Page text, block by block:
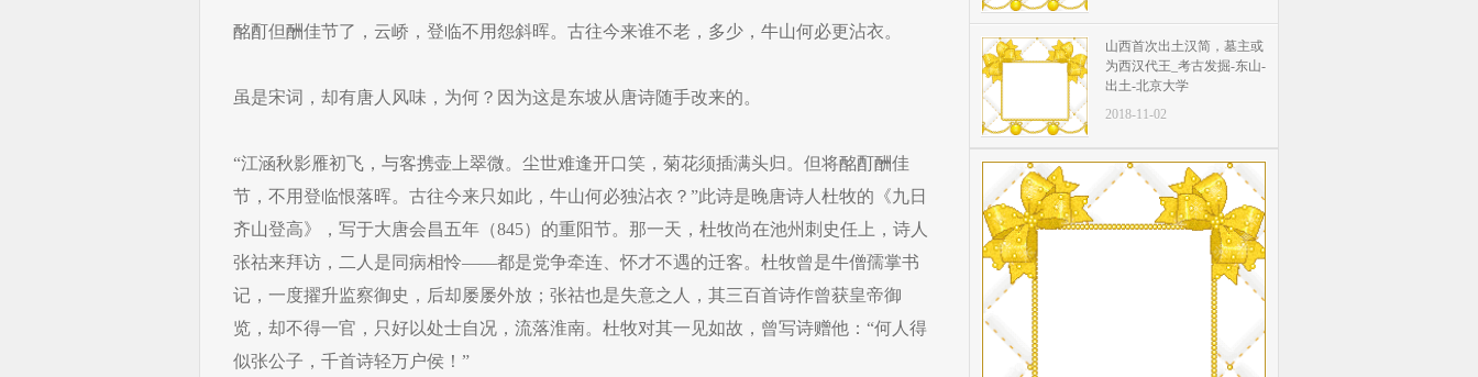
酩酊但酬佳节了，云峤，登临不用怨斜晖。古往今来谁不老，多少，牛山何必更沾衣。
虽是宋词，却有唐人风味，为何？因为这是东坡从唐诗随手改来的。
“江涵秋影雁初飞，与客携壶上翠微。尘世难逢开口笑，菊花须插满头归。但将酩酊酬佳
节，不用登临恨落晖。古往今来只如此，牛山何必独沾衣？”此诗是晚唐诗人杜牧的《九日
齐山登高》，写于大唐会昌五年（845）的重阳节。那一天，杜牧尚在池州刺史任上，诗人
张祜来拜访，二人是同病相怜——都是党争牵连、怀才不遇的迁客。杜牧曾是牛僧孺掌书
记，一度擢升监察御史，后却屡屡外放；张祜也是失意之人，其三百首诗作曾获皇帝御
览，却不得一官，只好以处士自况，流落淮南。杜牧对其一见如故，曾写诗赠他：“何人得
似张公子，千首诗轻万户侯！”
山西首次出土汉简，墓主或
为西汉代王_考古发掘-东山-
出土-北京大学
2018-11-02